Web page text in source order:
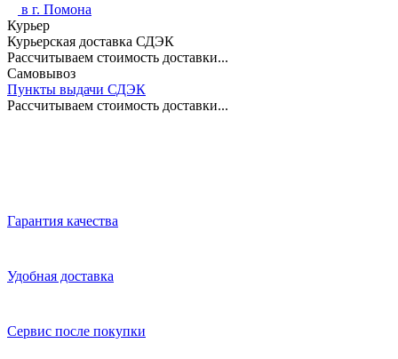
в г. Помона
Курьер
Курьерская доставка СДЭК
Рассчитываем стоимость доставки...
Самовывоз
Пункты выдачи СДЭК
Рассчитываем стоимость доставки...
Гарантия качества
Удобная доставка
Сервис после покупки